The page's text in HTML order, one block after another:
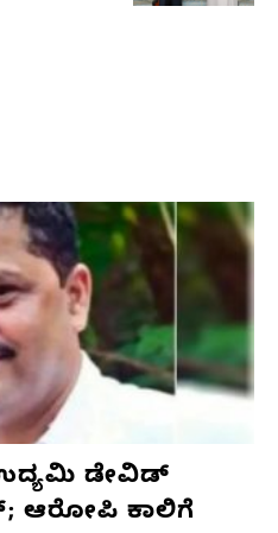
ಡೇವಿಡ್‌
ಆರೋಪಿ ಕಾಲಿಗೆ